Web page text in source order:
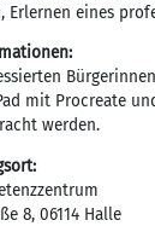
Erlernen eines
mit Procreate
werden.
8, 06114 Halle